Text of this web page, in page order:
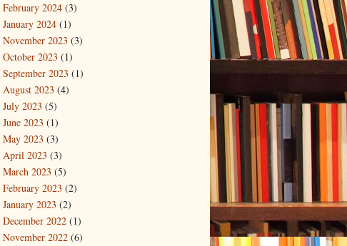
February 2024 (3)
January 2024 (1)
November 2023 (3)
October 2023 (1)
September 2023 (1)
August 2023 (4)
July 2023 (5)
June 2023 (1)
May 2023 (3)
April 2023 (3)
March 2023 (5)
February 2023 (2)
January 2023 (2)
December 2022 (1)
November 2022 (6)